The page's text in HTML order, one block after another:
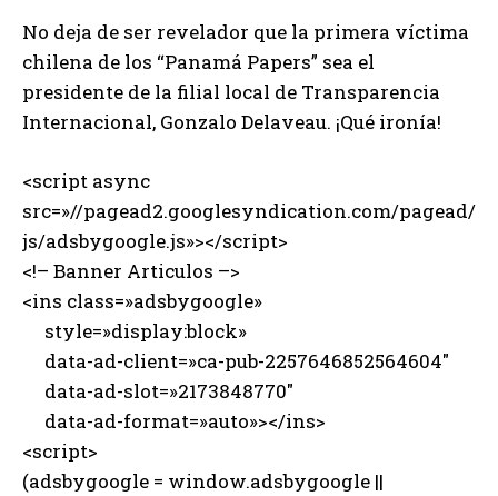
No deja de ser revelador que la primera víctima
chilena de los “Panamá Papers” sea el
presidente de la filial local de Transparencia
Internacional, Gonzalo Delaveau. ¡Qué ironía!
<script async
src=»//pagead2.googlesyndication.com/pagead/
js/adsbygoogle.js»></script>
<!– Banner Articulos –>
<ins class=»adsbygoogle»
style=»display:block»
data-ad-client=»ca-pub-2257646852564604″
data-ad-slot=»2173848770″
data-ad-format=»auto»></ins>
<script>
(adsbygoogle = window.adsbygoogle ||